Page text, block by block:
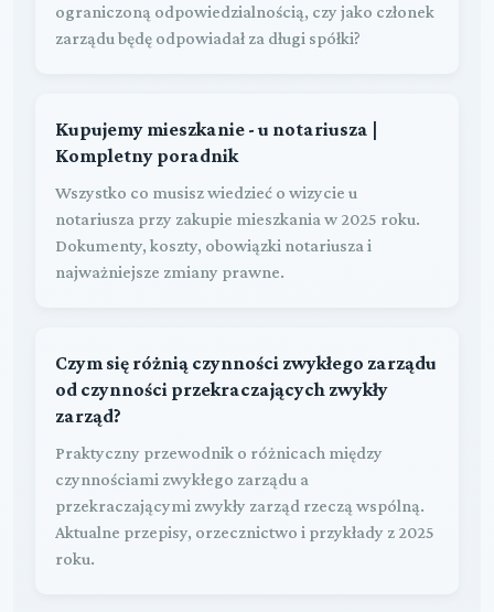
ograniczoną odpowiedzialnością, czy jako członek
zarządu będę odpowiadał za długi spółki?
Kupujemy mieszkanie - u notariusza |
Kompletny poradnik
Wszystko co musisz wiedzieć o wizycie u
notariusza przy zakupie mieszkania w 2025 roku.
Dokumenty, koszty, obowiązki notariusza i
najważniejsze zmiany prawne.
Czym się różnią czynności zwykłego zarządu
od czynności przekraczających zwykły
zarząd?
Praktyczny przewodnik o różnicach między
czynnościami zwykłego zarządu a
przekraczającymi zwykły zarząd rzeczą wspólną.
Aktualne przepisy, orzecznictwo i przykłady z 2025
roku.